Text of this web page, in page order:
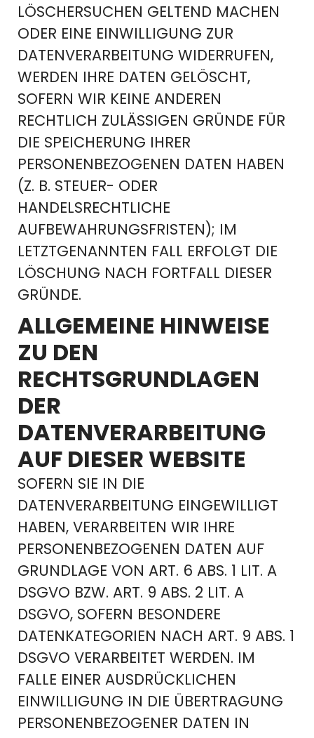
LÖSCHERSUCHEN GELTEND MACHEN
ODER EINE EINWILLIGUNG ZUR
DATENVERARBEITUNG WIDERRUFEN,
WERDEN IHRE DATEN GELÖSCHT,
SOFERN WIR KEINE ANDEREN
RECHTLICH ZULÄSSIGEN GRÜNDE FÜR
DIE SPEICHERUNG IHRER
PERSONENBEZOGENEN DATEN HABEN
(Z. B. STEUER- ODER
HANDELSRECHTLICHE
AUFBEWAHRUNGSFRISTEN); IM
LETZTGENANNTEN FALL ERFOLGT DIE
LÖSCHUNG NACH FORTFALL DIESER
GRÜNDE.
ALLGEMEINE HINWEISE
ZU DEN
RECHTSGRUNDLAGEN
DER
DATENVERARBEITUNG
AUF DIESER WEBSITE
SOFERN SIE IN DIE
DATENVERARBEITUNG EINGEWILLIGT
HABEN, VERARBEITEN WIR IHRE
PERSONENBEZOGENEN DATEN AUF
GRUNDLAGE VON ART. 6 ABS. 1 LIT. A
DSGVO BZW. ART. 9 ABS. 2 LIT. A
DSGVO, SOFERN BESONDERE
DATENKATEGORIEN NACH ART. 9 ABS. 1
DSGVO VERARBEITET WERDEN. IM
FALLE EINER AUSDRÜCKLICHEN
EINWILLIGUNG IN DIE ÜBERTRAGUNG
PERSONENBEZOGENER DATEN IN